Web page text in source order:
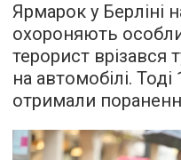
Ярмарок у Берліні
охороняють
терорист врізався
на автомобілі.
отримали